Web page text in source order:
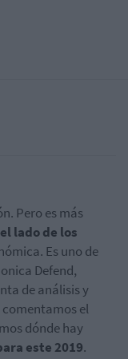
Pero es más
lado de los
Es uno de
Defend,
de análisis y
el
dónde hay
este 2019.